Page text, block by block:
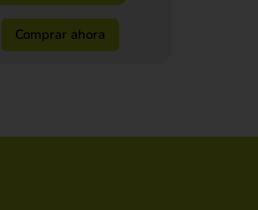
Comprar ahora